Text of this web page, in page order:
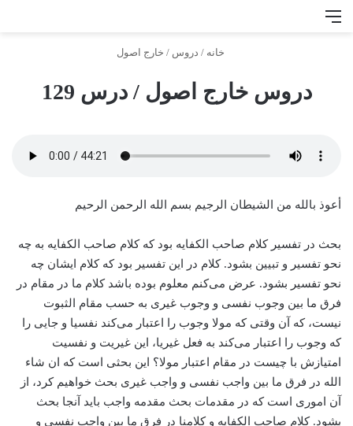
منو
خانه / دروس / خارج اصول
دروس خارج اصول / درس 129
أعوذ بالله من الشیطان الرجیم بسم الله الرحمن الرحیم
بحث در تفسیر کلام صاحب الکفایه بود که کلام صاحب الکفایه به چه
نحو تفسیر و تبیین بشود. کلام در این تفسیر بود که کلام ایشان چه
نحو تفسیر بشود. عرض می‌کنم معلوم بوده باشد کلام ما در مقام در
فرق ما بین وجوب نفسی و وجوب غیری به حسب مقام الثبوت
نیست، که آن وقتی که مولا وجوب را اعتبار می‌کند نفسیا و جایی را
که وجوب را اعتبار می‌کند به فعل غیریا، ‌این غیریت و نفسیت
امتیازش با چیست در مقام اعتبار مولا؟‌ این بحثی است که ان شاء‌
الله در فرق ما بین واجب نفسی و واجب غیری بحث خواهیم کرد، از
آن اموری است که در مقدمات بحث مقدمه واجب باید آنجا بحث
بشود. کلام صاحب الکفایه و کلامنا در فرق ما بین واجب نفسی و